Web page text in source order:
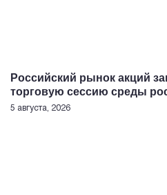
Российский рынок акций
торговую сессию среды
5 августа, 2026